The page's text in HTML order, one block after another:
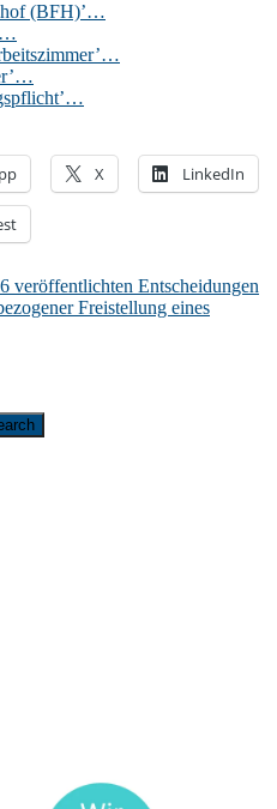
(BFH)’…
X LinkedIn
veröffentlichten Entscheidungen
Freistellung eines